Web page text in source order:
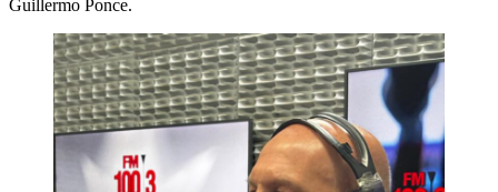
Guillermo Ponce.